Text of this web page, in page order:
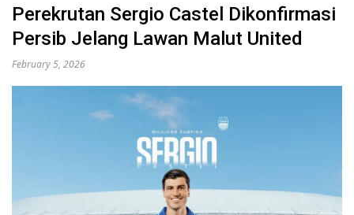
Perekrutan Sergio Castel Dikonfirmasi
Persib Jelang Lawan Malut United
February 5, 2026